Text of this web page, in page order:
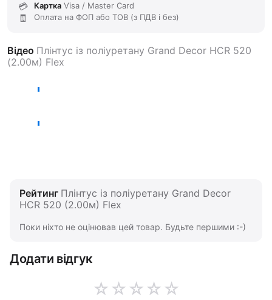
Картка Visa / Master Card
Оплата на ФОП або ТОВ (з ПДВ і без)
Відео Плінтус із поліуретану Grand Decor HCR 520
(2.00м) Flex
Рейтинг Плінтус із поліуретану Grand Decor
HCR 520 (2.00м) Flex
Поки ніхто не оцінював цей товар. Будьте першими :-)
Додати відгук
☆
☆
☆
☆
☆